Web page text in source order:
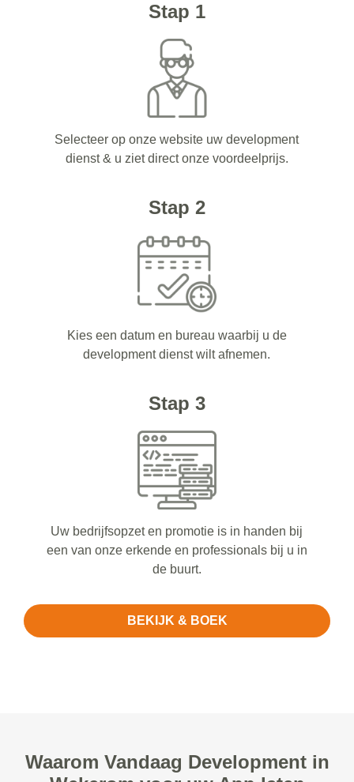
Stap 1
Selecteer op onze website uw development
dienst & u ziet direct onze voordeelprijs.
Stap 2
Kies een datum en bureau waarbij u de
development dienst wilt afnemen.
Stap 3
Uw bedrijfsopzet en promotie is in handen bij
een van onze erkende en professionals bij u in
de buurt.
BEKIJK & BOEK
Waarom Vandaag Development in